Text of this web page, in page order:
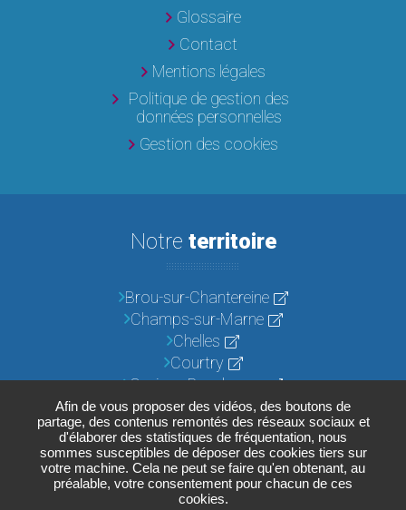
Afin de vous proposer des vidéos, des boutons de
partage, des contenus remontés des réseaux sociaux et
d'élaborer des statistiques de fréquentation, nous
sommes susceptibles de déposer des cookies tiers sur
votre machine. Cela ne peut se faire qu'en obtenant, au
préalable, votre consentement pour chacun de ces
cookies.
Glossaire
Contact
Mentions légales
Politique de gestion des
données personnelles
Gestion des cookies
Notre territoire
Brou-sur-Chantereine
Champs-sur-Marne
Chelles
Courtry
Croissy-Beaubourg
Emerainville
Lognes
Noisiel
Pontault-Combault
Roissy-en-Brie